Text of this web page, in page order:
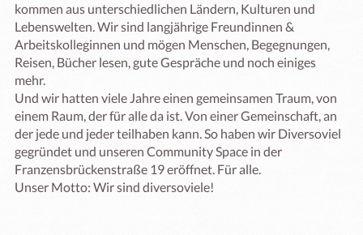
kommen aus unterschiedlichen Ländern, Kulturen und
Lebenswelten. Wir sind langjährige Freundinnen &
Arbeitskolleginnen und mögen Menschen, Begegnungen,
Reisen, Bücher lesen, gute Gespräche und noch einiges
mehr.
Und wir hatten viele Jahre einen gemeinsamen Traum, von
einem Raum, der für alle da ist. Von einer Gemeinschaft, an
der jede und jeder teilhaben kann. So haben wir Diversoviel
gegründet und unseren Community Space in der
Franzensbrückenstraße 19 eröffnet. Für alle.